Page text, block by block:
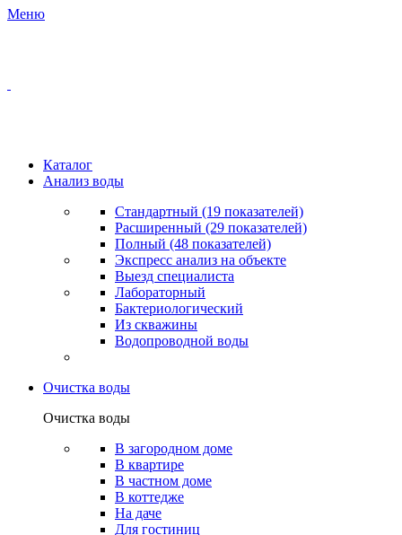
Меню
Каталог
Анализ воды
Стандартный (19 показателей)
Расширенный (29 показателей)
Полный (48 показателей)
Экспресс анализ на объекте
Выезд специалиста
Лабораторный
Бактериологический
Из скважины
Водопроводной воды
Очистка воды
Очистка воды
В загородном доме
В квартире
В частном доме
В коттедже
На даче
Для гостиниц